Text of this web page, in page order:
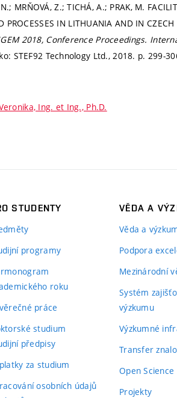
MRŇOVÁ, Z.; TICHÁ, A.; PRAK, M.
PROCESSES IN LITHUANIA AND IN
2018, Conference Proceedings.
STEF92 Technology Ltd., 2018. p. 299-
Ing. et Ing., Ph.D.
STUDENTY
programy
roku
práce
studium
předpisy
za studium
osobních údajů
VĚDA A
Věda a
Podpora
Mezinárodní
Systém
výzkumu
Výzkumné
Transfer
Open Science
Projekty